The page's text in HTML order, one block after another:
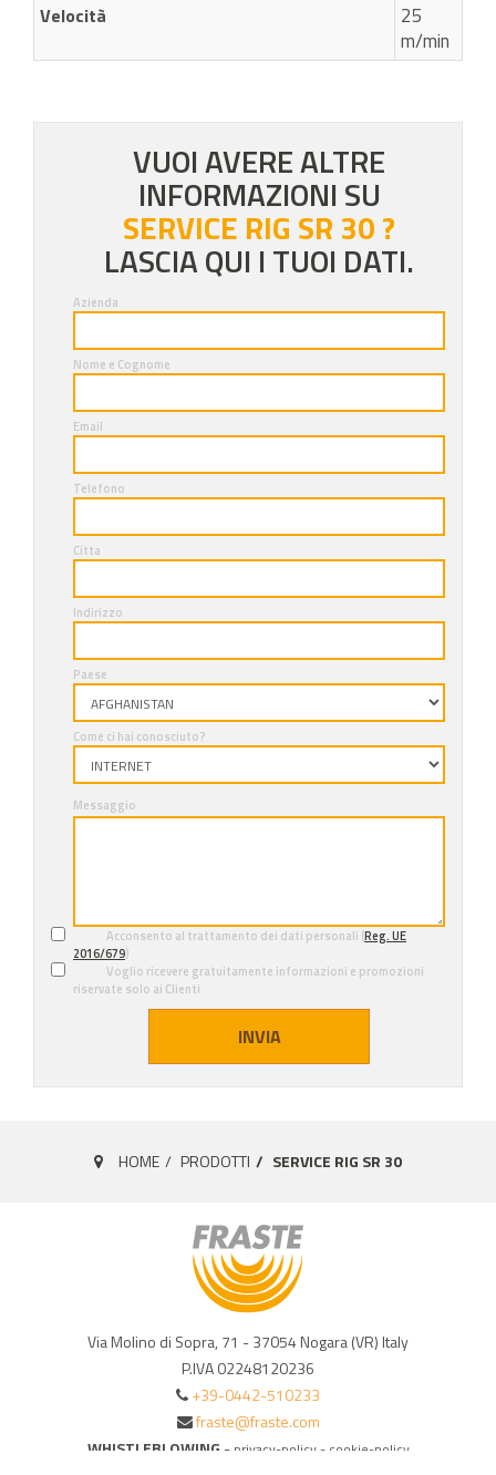
Velocità
25
m/min
VUOI AVERE ALTRE
INFORMAZIONI SU
SERVICE RIG SR 30 ?
LASCIA QUI I TUOI DATI.
Azienda
Nome e Cognome
Email
Telefono
Citta
Indirizzo
Paese
Come ci hai conosciuto?
Messaggio
Acconsento al trattamento dei dati personali (Reg. UE
2016/679)
Voglio ricevere gratuitamente informazioni e promozioni
riservate solo ai Clienti
INVIA
HOME PRODOTTI SERVICE RIG SR 30
Via Molino di Sopra, 71 - 37054 Nogara (VR) Italy
P.IVA 02248120236
+39-0442-510233
fraste@fraste.com
WHISTLEBLOWING - privacy-policy- cookie-policy